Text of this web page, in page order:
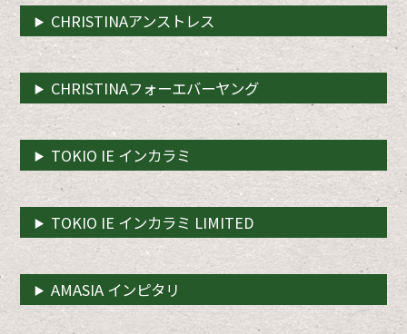
CHRISTINAアンストレス
CHRISTINAフォーエバーヤング
TOKIO IE インカラミ
TOKIO IE インカラミ LIMITED
AMASIA インピタリ